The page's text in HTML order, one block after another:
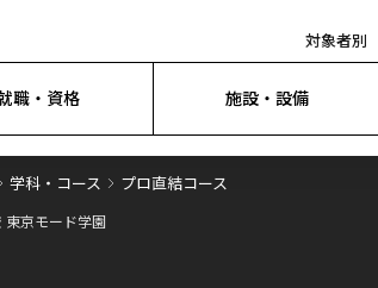
対象者別
職・資格 施設・設備
学科・コース プロ直結コース
京モード学園